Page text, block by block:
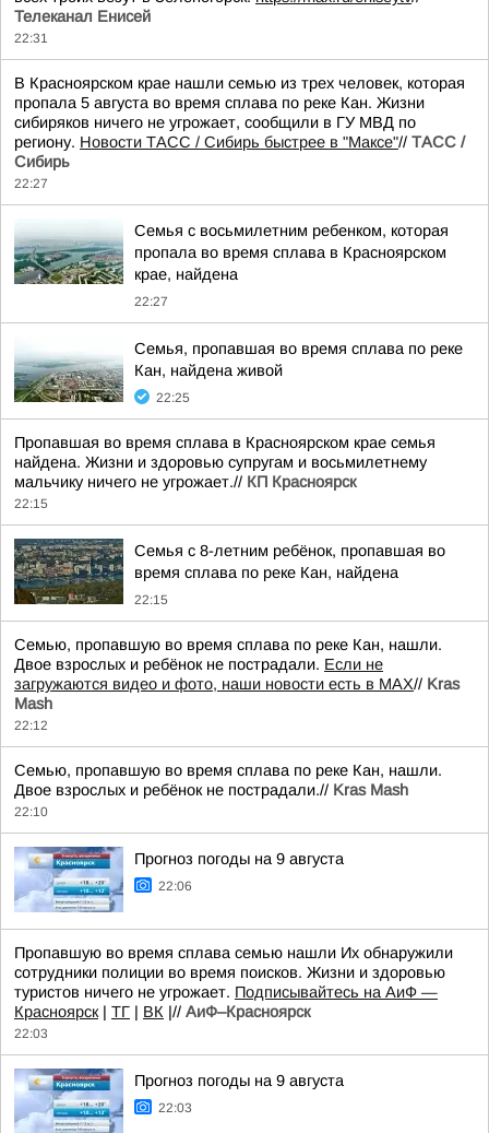
Телеканал Енисей
22:31
В Красноярском крае нашли семью из трех человек, которая
пропала 5 августа во время сплава по реке Кан. Жизни
сибиряков ничего не угрожает, сообщили в ГУ МВД по
региону. Новости ТАСС / Сибирь быстрее в "Mаксе"// ТАСС /
Сибирь
22:27
Семья с восьмилетним ребенком, которая
пропала во время сплава в Красноярском
крае, найдена
22:27
Семья, пропавшая во время сплава по реке
Кан, найдена живой
22:25
Пропавшая во время сплава в Красноярском крае семья
найдена. Жизни и здоровью супругам и восьмилетнему
мальчику ничего не угрожает.// КП Красноярск
22:15
Семья с 8-летним ребёнок, пропавшая во
время сплава по реке Кан, найдена
22:15
Семью, пропавшую во время сплава по реке Кан, нашли.
Двое взрослых и ребёнок не пострадали. Если не
загружаются видео и фото, наши новости есть в MAX// Kras
Mash
22:12
Семью, пропавшую во время сплава по реке Кан, нашли.
Двое взрослых и ребёнок не пострадали.// Kras Mash
22:10
Прогноз погоды на 9 августа
22:06
Пропавшую во время сплава семью нашли Их обнаружили
сотрудники полиции во время поисков. Жизни и здоровью
туристов ничего не угрожает. Подписывайтесь на АиФ —
Красноярск| ТГ | ВК |// АиФ–Красноярск
22:03
Прогноз погоды на 9 августа
22:03